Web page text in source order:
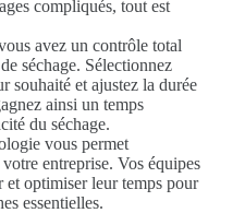
compliqués, tout est
avez un contrôle total
séchage. Sélectionnez
souhaité et ajustez la durée
ainsi un temps
du séchage.
vous permet
entreprise. Vos équipes
et optimiser leur temps pour
essentielles.